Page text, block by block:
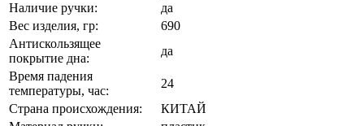
Наличие ручки:
да
Вес изделия, гр:
690
Антискользящее
покрытие дна:
да
Время падения
температуры, час:
24
Страна происхождения:
КИТАЙ